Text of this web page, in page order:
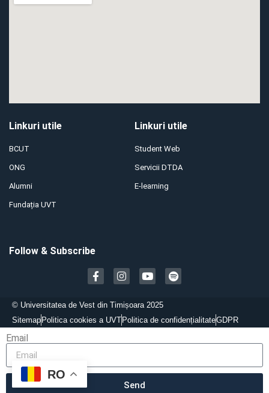
Linkuri utile
BCUT
ONG
Alumni
Fundația UVT
Linkuri utile
Student Web
Servicii DTDA
E-learning
Follow & Subscribe
© Universitatea de Vest din Timișoara 2025
Sitemap Politica cookies a UVT Politica de confidențialitateGDPR
Email
Send
RO